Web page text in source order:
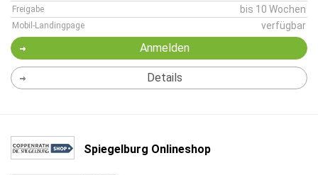
Freigabe bis 10 Wochen
Mobil-Landingpage verfügbar
Anmelden
Details
Spiegelburg Onlineshop